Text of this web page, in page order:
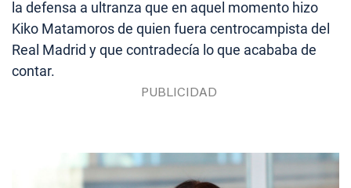
la defensa a ultranza que en aquel momento hizo
Kiko Matamoros de quien fuera centrocampista del
Real Madrid y que contradecía lo que acababa de
contar.